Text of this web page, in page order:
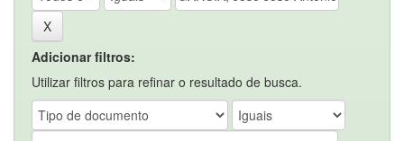
Adicionar filtros:
Utilizar filtros para refinar o resultado de busca.